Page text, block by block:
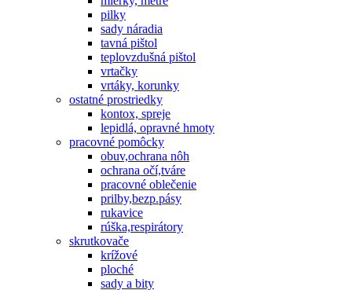
pilky
sady náradia
tavná pištol
teplovzdušná pištol
vrtačky
vrtáky, korunky
ostatné prostriedky
kontox, spreje
lepidlá, opravné hmoty
pracovné pomôcky
obuv,ochrana nôh
ochrana očí,tváre
pracovné oblečenie
prilby,bezp.pásy
rukavice
rúška,respirátory
skrutkovače
krížové
ploché
sady a bity